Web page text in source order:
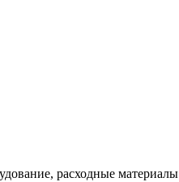
расходные материалы